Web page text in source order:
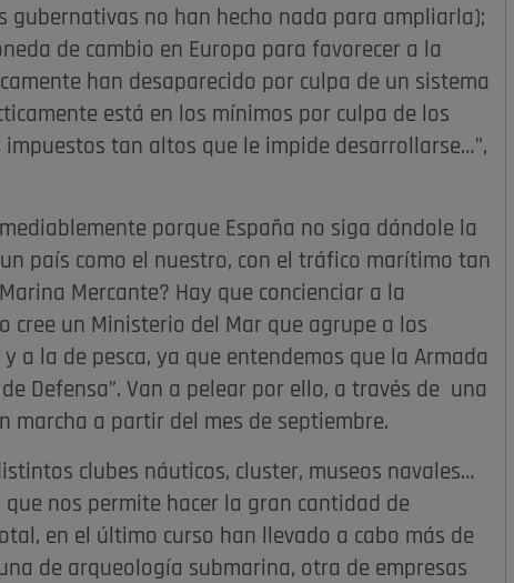
gubernativas no han hecho nada para ampliarla);
de cambio en Europa para favorecer a la
han desaparecido por culpa de un sistema
está en los mínimos por culpa de los
tan altos que le impide desarrollarse…”,
porque España no siga dándole la
país como el nuestro, con el tráfico marítimo tan
Mercante? Hay que concienciar a la
cree un Ministerio del Mar que agrupe a los
a la de pesca, ya que entendemos que la Armada
Defensa”. Van a pelear por ello, a través de una
marcha a partir del mes de septiembre.
clubes náuticos, cluster, museos navales…
nos permite hacer la gran cantidad de
en el último curso han llevado a cabo más de
de arqueología submarina, otra de empresas